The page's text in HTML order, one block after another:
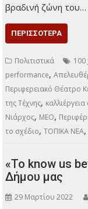
βραδινή ζώνη του…
ΠΕΡΙΣΣΌΤΕΡΑ
Πολιτιστικά 100
performance,
Περιφερειακό Θέατρο
της Τέχνης,
Νιάρχος, ΜΕΟ,
το σχέδιο,ΤΟΠΙΚΑ ΝΕΑ,
«To know us
Δήμου μας
29 Μαρτίου 2022